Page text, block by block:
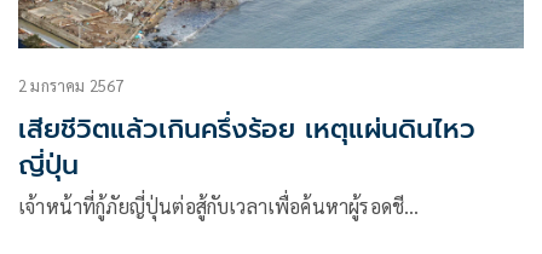
2 มกราคม 2567
เสียชีวิตแล้วเกินครึ่งร้อย เหตุแผ่นดินไหว
ญี่ปุ่น
เจ้าหน้าที่กู้ภัยญี่ปุ่นต่อสู้กับเวลาเพื่อค้นหาผู้รอดชี…